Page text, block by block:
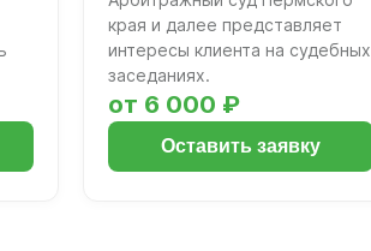
края и далее представляет
интересы клиента на судебных
заседаниях.
от 6 000 ₽
Оставить заявку